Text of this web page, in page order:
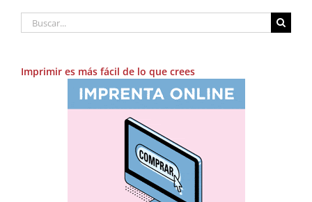
Buscar:
Imprimir es más fácil de lo que crees